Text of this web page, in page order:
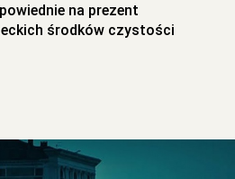
na prezent
środków czystości